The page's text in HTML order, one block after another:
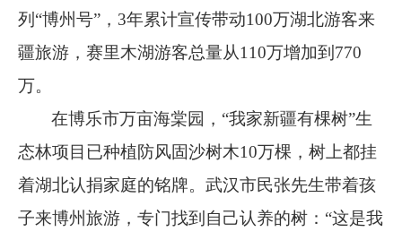
列 “博州号” ， 3年累计宣传带动100万湖北游客来
疆旅游，赛里木湖游客总量从110万增加到 770
万。
在博乐市万亩海棠园， “我家新疆有棵树”生
态林项目已种植防风固沙树木10万棵，树上都挂
着湖北认捐家庭的铭牌。武汉市民张先生带着孩
子来博州旅游，专门找到自己认养的树： “这是我